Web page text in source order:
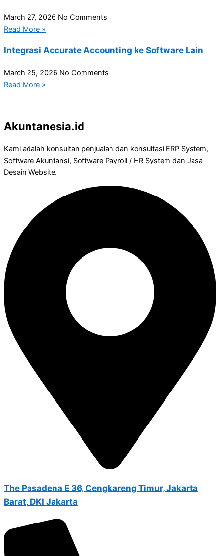
March 27, 2026 No Comments
Read More »
Integrasi Accurate Accounting ke Software Lain
March 25, 2026 No Comments
Read More »
Akuntanesia.id
Kami adalah konsultan penjualan dan konsultasi ERP System,
Software Akuntansi, Software Payroll / HR System dan Jasa
Desain Website.
The Pasadena E 36, Cengkareng Timur, Jakarta
Barat, DKI Jakarta